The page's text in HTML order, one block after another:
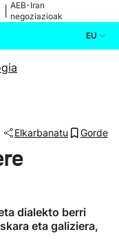
AEB-Iran
negoziazioak
EU
Elkarbanatu Gorde
dialekto berri
eta galiziera,